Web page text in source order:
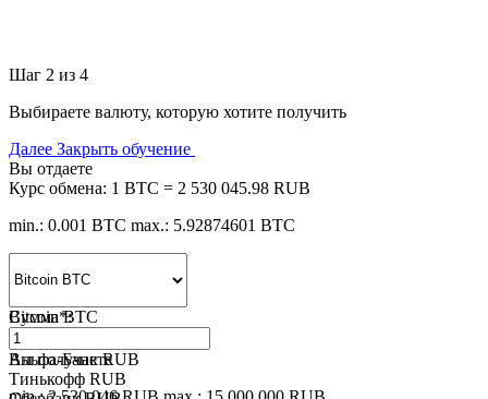
Шаг 2 из 4
Выбираете валюту, которую хотите получить
Далее Закрыть обучение
Вы отдаете
Курс обмена: 1 BTC = 2 530 045.98 RUB
min.: 0.001 BTC max.: 5.92874601 BTC
Bitcoin BTC
Альфа-Банк RUB
Тинькофф RUB
Сумма*:
Вы получаете